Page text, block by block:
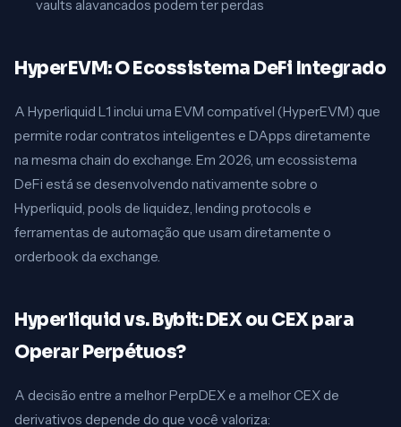
vaults alavancados podem ter perdas
HyperEVM: O Ecossistema DeFi Integrado
A Hyperliquid L1 inclui uma EVM compatível (HyperEVM) que
permite rodar contratos inteligentes e DApps diretamente
na mesma chain do exchange. Em 2026, um ecossistema
DeFi está se desenvolvendo nativamente sobre o
Hyperliquid, pools de liquidez, lending protocols e
ferramentas de automação que usam diretamente o
orderbook da exchange.
Hyperliquid vs. Bybit: DEX ou CEX para
Operar Perpétuos?
A decisão entre a melhor PerpDEX e a melhor CEX de
derivativos depende do que você valoriza: